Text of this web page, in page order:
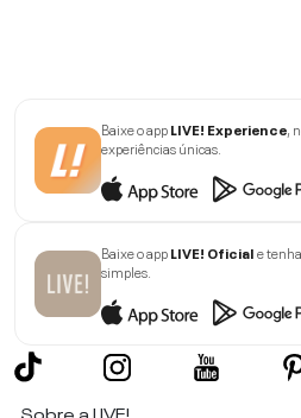
Baixe o appLIVE! Experience,
experiências únicas.
Baixe o appLIVE! Oficiale
simples.
Sobre a LIVE!